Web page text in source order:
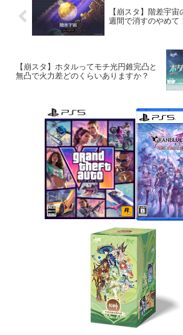
【崩スタ】階差宇
週間で消すのやめて
【崩スタ】ホタルってモチ光円錐完凸と
無凸で火力差どのくらいありますか？